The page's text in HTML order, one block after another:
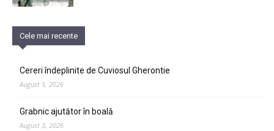
Cele mai recente
Cereri îndeplinite de Cuviosul Gherontie
August 5, 2026
Grabnic ajutător în boală
August 3, 2026